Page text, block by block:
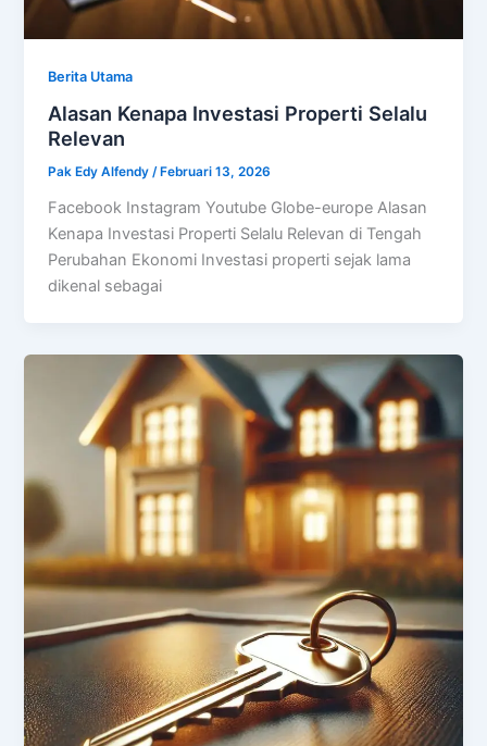
Berita Utama
Alasan Kenapa Investasi Properti Selalu
Relevan
Pak Edy Alfendy/ Februari 13, 2026
Facebook Instagram Youtube Globe-europe Alasan
Kenapa Investasi Properti Selalu Relevan di Tengah
Perubahan Ekonomi Investasi properti sejak lama
dikenal sebagai